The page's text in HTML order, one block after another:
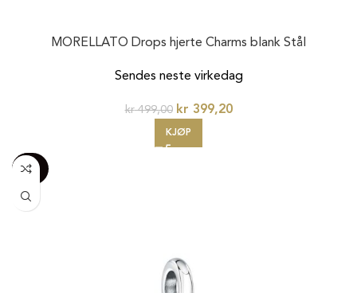
MORELLATO Drops hjerte Charms blank Stål
Sendes neste virkedag
kr499,00 kr 399,20
KJØP
-100%
20%